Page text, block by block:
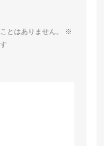
とはありません。
※